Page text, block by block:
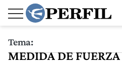
Tema:
MEDIDA DE FUERZA